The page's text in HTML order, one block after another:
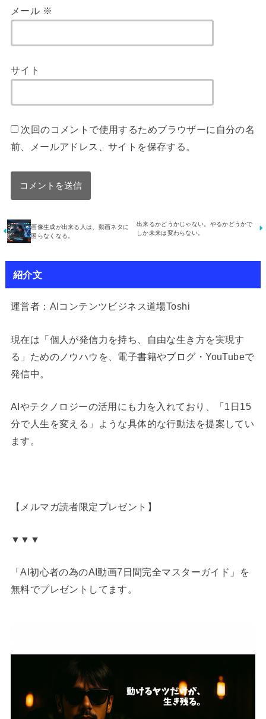
メール ※
サイト
次回のコメントで使用するためブラウザーに自分の名
前、メールアドレス、サイトを保存する。
画像生成が出来る人は、動画ネタに
困らなくなる。
出来るかどうかじゃない。やるかどうかで
しか未来は変わらない。
紹介文
運営者：AIコンテンツビジネス道場Toshi
現在は「個人が発信力を持ち、自由な生き方を実現す
る」ためのノウハウを、電子書籍やブログ・YouTubeで
発信中。
AIやテクノロジーの活用にも力を入れており、「1日15
分で人生を変える」ような具体的な行動法を提案してい
ます。
【メルマガ読者限定プレゼント】
▼▼▼
「AI初心者の為のAI動画7日間完全マスターガイド」を
無料でプレゼントしてます。